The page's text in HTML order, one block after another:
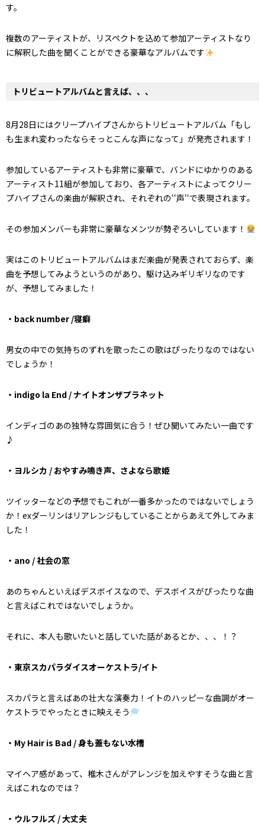
す。
複数のアーティストが、リスペクトを込めて参加アーティストなり
に解釈した曲を聞くことができる豪華なアルバムです
トリビュートアルバムと言えば、、、
8月28日にはクリープハイプさんからトリビュートアルバム「もし
も生まれ変わったならそっとこんな声になって」が発売されます！
参加しているアーティストも非常に豪華で、バンドにゆかりのある
アーティスト11組が参加しており、各アーティストによってクリー
プハイプさんの楽曲が解釈され、それぞれの‘‘声‘‘で表現されます。
その参加メンバーも非常に豪華なメンツが勢ぞろいしています！
実はこのトリビュートアルバムはまだ楽曲が発表されておらず、楽
曲を予想してみようというのがあり、駆け込みギリギリなのです
が、予想してみました！
・back number /寝癖
男女の中での気持ちのずれを歌ったこの歌はぴったりなのではない
でしょうか！
・indigo la End / ナイトオンザプラネット
インディゴのあの独特な雰囲気に合う！ぜひ聞いてみたい一曲です
♪
・ヨルシカ / おやすみ鳴き声、さよなら歌姫
ツイッターなどの予想でもこれが一番多かったのではないでしょう
か！exダーリンはリアレンジもしていることからあえて外してみま
した！
・ano / 社会の窓
あのちゃんといえばデスボイスなので、デスボイスがぴったりな曲
と言えばこれではないでしょうか。
それに、本人も歌いたいと話していた話があるとか、、、！？
・東京スカパラダイスオーケストラ/イト
スカパラと言えばあの壮大な演奏力！イトのハッピーな曲調がオー
ケストラでやったときに映えそう
・My Hair is Bad / 身も蓋もない水槽
マイヘア感があって、椎木さんがアレンジを加えやすそうな曲と言
えばこれなのでは？
・ウルフルズ / 大丈夫